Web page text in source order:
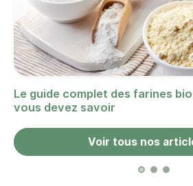
Le guide complet des farines
vous devez savoir
Voir tous nos